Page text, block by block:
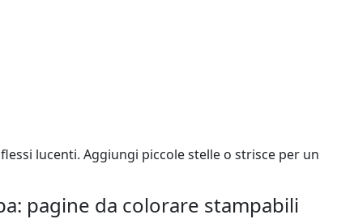
lucenti. Aggiungi piccole stelle o strisce per un
pagine da colorare stampabili